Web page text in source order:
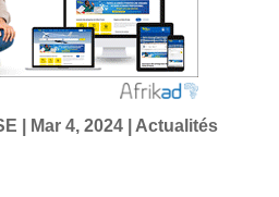
Mar 4, 2024 Actualités